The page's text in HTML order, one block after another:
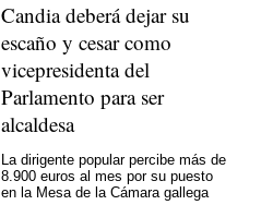
Candia deberá dejar su
escaño y cesar como
vicepresidenta del
Parlamento para ser
alcaldesa
La dirigente popular percibe más de
8.900 euros al mes por su puesto
en la Mesa de la Cámara gallega